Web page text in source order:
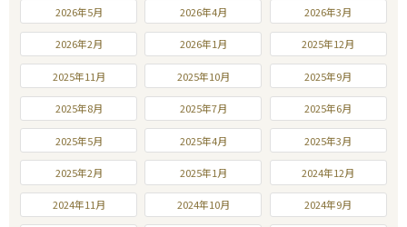
2026年5月 2026年4月 2026年3月
2026年2月 2026年1月 2025年12月
2025年11月 2025年10月 2025年9月
2025年8月 2025年7月 2025年6月
2025年5月 2025年4月 2025年3月
2025年2月 2025年1月 2024年12月
2024年11月 2024年10月 2024年9月